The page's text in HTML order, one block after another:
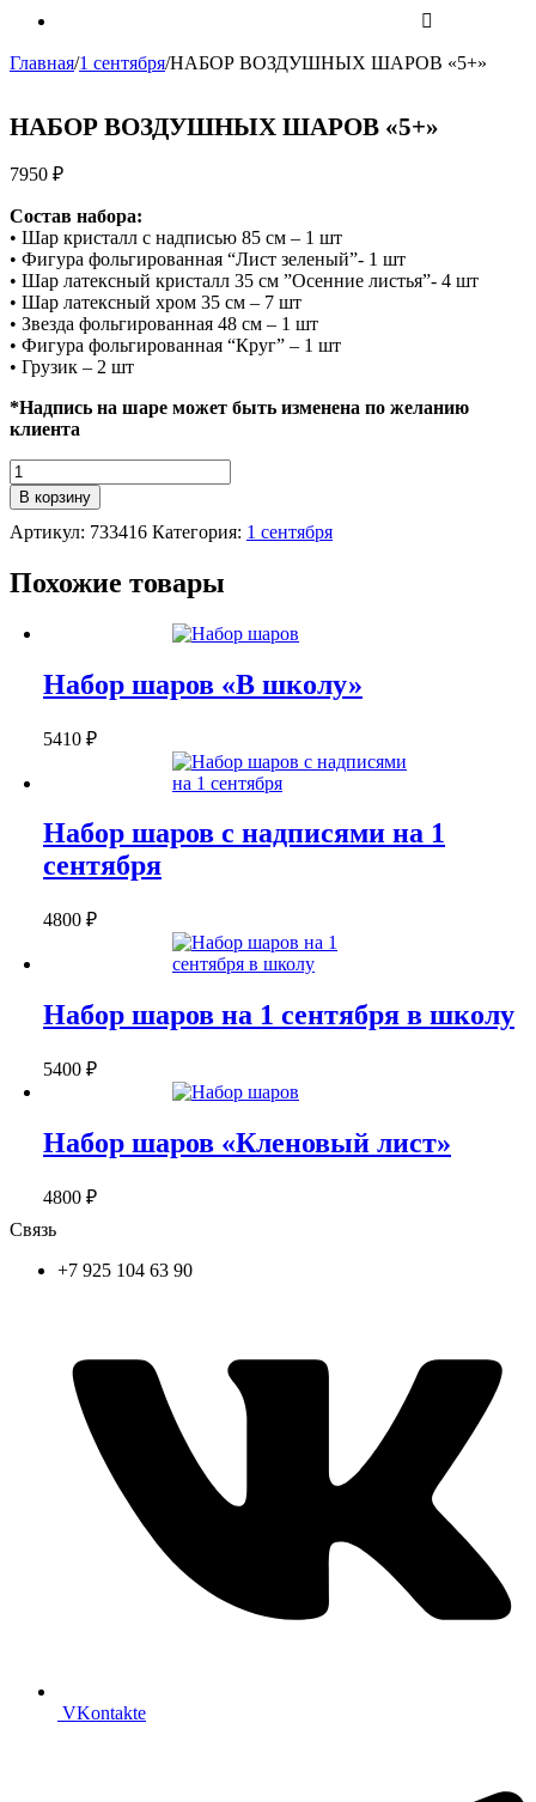
Главная/1 сентября/НАБОР ВОЗДУШНЫХ ШАРОВ «5+»
НАБОР ВОЗДУШНЫХ ШАРОВ «5+»
7950 ₽
Состав набора:
• Шар кристалл с надписью 85 см – 1 шт
• Фигура фольгированная “Лист зеленый”- 1 шт
• Шар латексный кристалл 35 см ”Осенние листья”- 4 шт
• Шар латексный хром 35 см – 7 шт
• Звезда фольгированная 48 см – 1 шт
• Фигура фольгированная “Круг” – 1 шт
• Грузик – 2 шт
*Надпись на шаре может быть изменена по желанию
клиента
Количество
НАБОР
ВОЗДУШНЫХ
ШАРОВ
В корзину
Артикул: 733416 Категория: 1 сентября
Похожие товары
Набор шаров «В школу»
5410 ₽
Набор шаров с надписями на 1
сентября
4800 ₽
Набор шаров на 1 сентября в школу
5400 ₽
Набор шаров «Кленовый лист»
4800 ₽
Связь
+7 925 104 63 90
VKontakte